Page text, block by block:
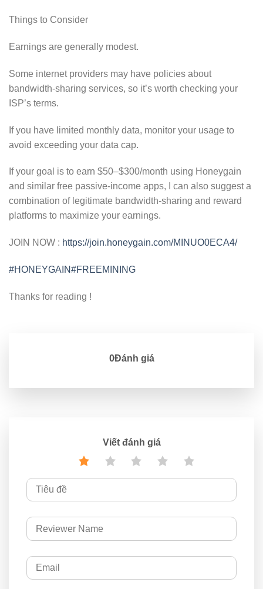
Things to Consider
Earnings are generally modest.
Some internet providers may have policies about
bandwidth-sharing services, so it’s worth checking your
ISP’s terms.
If you have limited monthly data, monitor your usage to
avoid exceeding your data cap.
If your goal is to earn $50–$300/month using Honeygain
and similar free passive-income apps, I can also suggest a
combination of legitimate bandwidth-sharing and reward
platforms to maximize your earnings.
JOIN NOW : https://join.honeygain.com/MINUO0ECA4/
#HONEYGAIN#FREEMINING
Thanks for reading !
0Đánh giá
Viết đánh giá